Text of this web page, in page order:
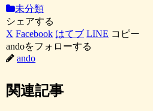
未分類
シェアする
X Facebook はてブ LINE コピー
andoをフォローする
ando
関連記事